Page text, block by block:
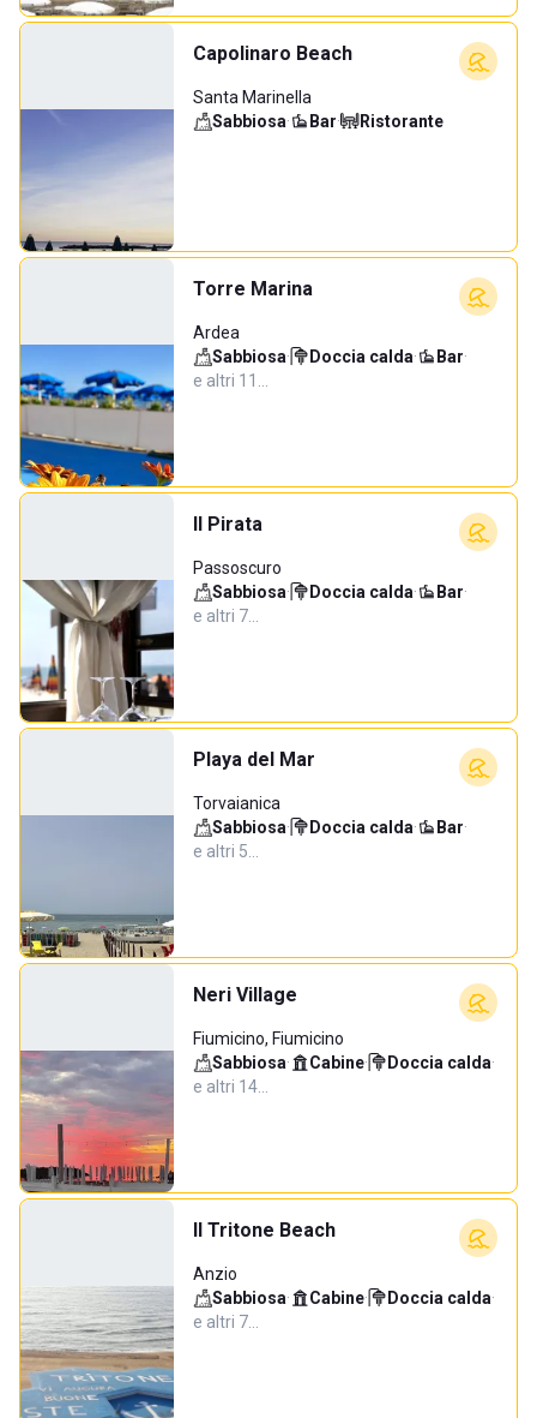
Capolinaro Beach
Santa Marinella
Sabbiosa· Bar· Ristorante
Torre Marina
Ardea
Sabbiosa· Doccia calda· Bar·
e altri 11…
Il Pirata
Passoscuro
Sabbiosa· Doccia calda· Bar·
e altri 7…
Playa del Mar
Torvaianica
Sabbiosa· Doccia calda· Bar·
e altri 5…
Neri Village
Fiumicino, Fiumicino
Sabbiosa· Cabine· Doccia calda·
e altri 14…
Il Tritone Beach
Anzio
Sabbiosa· Cabine· Doccia calda·
e altri 7…